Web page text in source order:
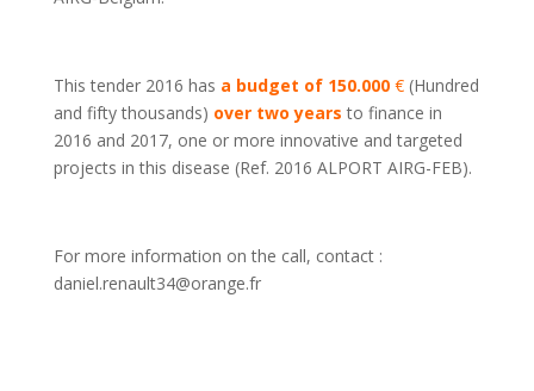
This tender 2016 has a budget of 150.000€(Hundred
and fifty thousands) over two years to finance in
2016 and 2017, one or more innovative and targeted
projects in this disease (Ref. 2016 ALPORT AIRG-FEB).
For more information on the call, contact :
daniel.renault34@orange.fr